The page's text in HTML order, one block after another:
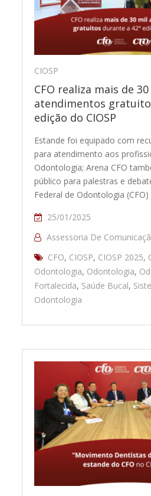
CIOSP
CFO realiza mais de
atendimentos
edição do CIOSP
Estande foi equipado com
para atendimento aos
Odontologia; Arena CFO
público para palestras e
Federal de Odontologia
25/01/2025
Assessoria De
CFO, CIOSP, CIOSP 2025,
Odontologia, Odontologia,
Fortalecida, Saúde Bucal,
Odontologia